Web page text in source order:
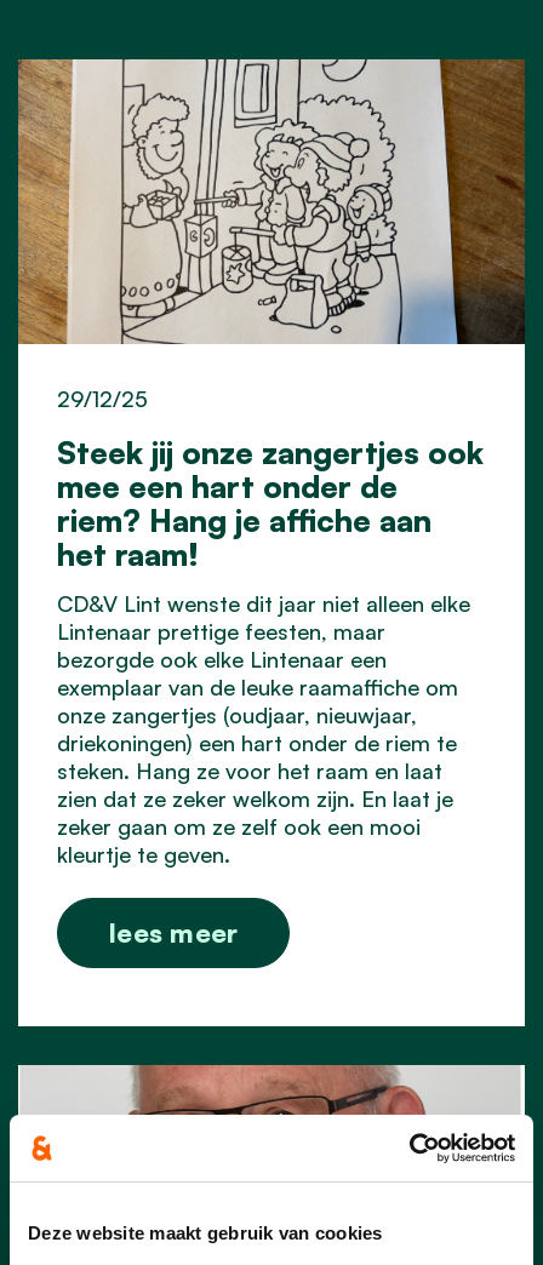
Deze website maakt gebruik van cookies
Steek jij onze zangertjes ook
mee een hart onder de
riem? Hang je affiche aan
het raam!
29/12/25
CD&V Lint wenste dit jaar niet alleen elke
Lintenaar prettige feesten, maar
bezorgde ook elke Lintenaar een
exemplaar van de leuke raamaffiche om
onze zangertjes (oudjaar, nieuwjaar,
driekoningen) een hart onder de riem te
steken. Hang ze voor het raam en laat
zien dat ze zeker welkom zijn. En laat je
zeker gaan om ze zelf ook een mooi
kleurtje te geven.
lees meer